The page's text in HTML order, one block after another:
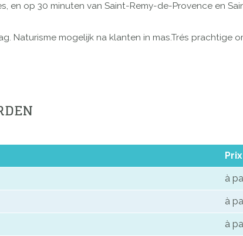
en op 30 minuten van Saint-Remy-de-Provence en
Naturisme mogelijk na klanten in mas.Trés prachtige
Prix
à
à
à